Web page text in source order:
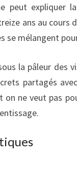
peut expliquer
ans au cours
se mélangent
la pâleur des
partagés
ne veut pas